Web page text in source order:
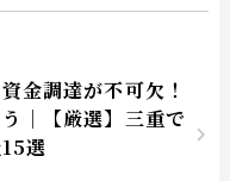
だ余談は許せないといえ
金調達が不可欠！
｜【厳選】三重で
選